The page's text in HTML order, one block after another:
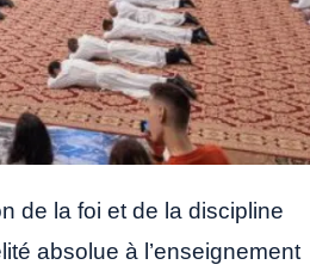
de la foi et de la discipline
absolue à l’enseignement